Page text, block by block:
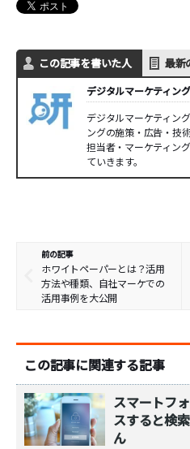
この記事を書いた人 最新
デジタルマーケティン
デジタルマーケティン
ングの施策・広告・技
担当者・マーケティン
ていきます。
前の記事
ホワイトペーパーとは？活用
方法や種類、自社マーケでの
活用事例を大公開
この記事に関連する記事
スマートフ
スすると検
ん